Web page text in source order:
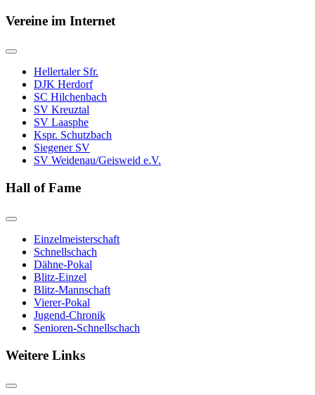
Vereine im Internet
Hellertaler Sfr.
DJK Herdorf
SC Hilchenbach
SV Kreuztal
SV Laasphe
Kspr. Schutzbach
Siegener SV
SV Weidenau/Geisweid e.V.
Hall of Fame
Einzelmeisterschaft
Schnellschach
Dähne-Pokal
Blitz-Einzel
Blitz-Mannschaft
Vierer-Pokal
Jugend-Chronik
Senioren-Schnellschach
Weitere Links